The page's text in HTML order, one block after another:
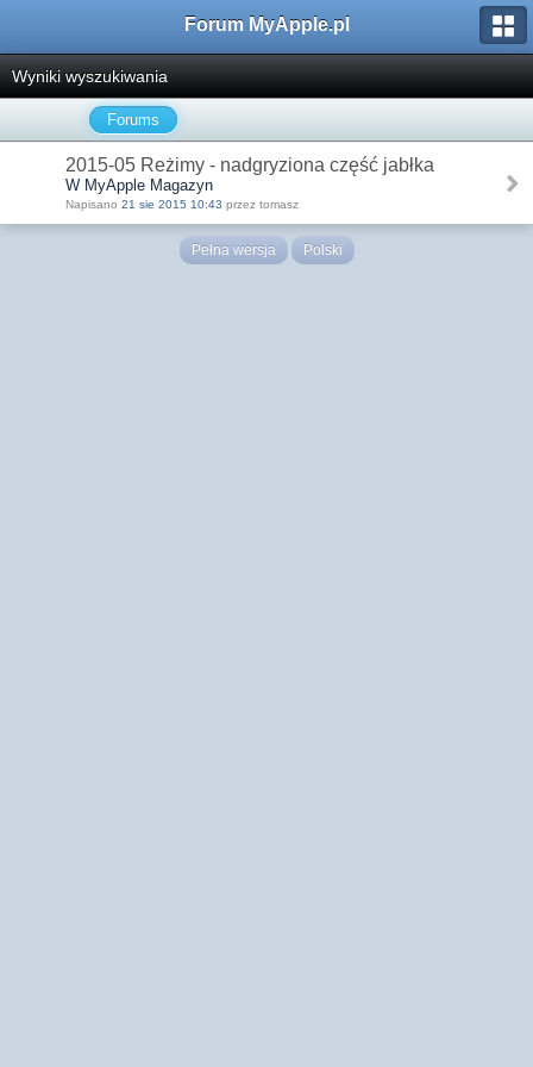
Forum MyApple.pl
Wyniki wyszukiwania
Forums
2015-05 Reżimy - nadgryziona część jabłka
W MyApple Magazyn
Napisano 21 sie 2015 10:43 przez tomasz
Pełna wersja Polski